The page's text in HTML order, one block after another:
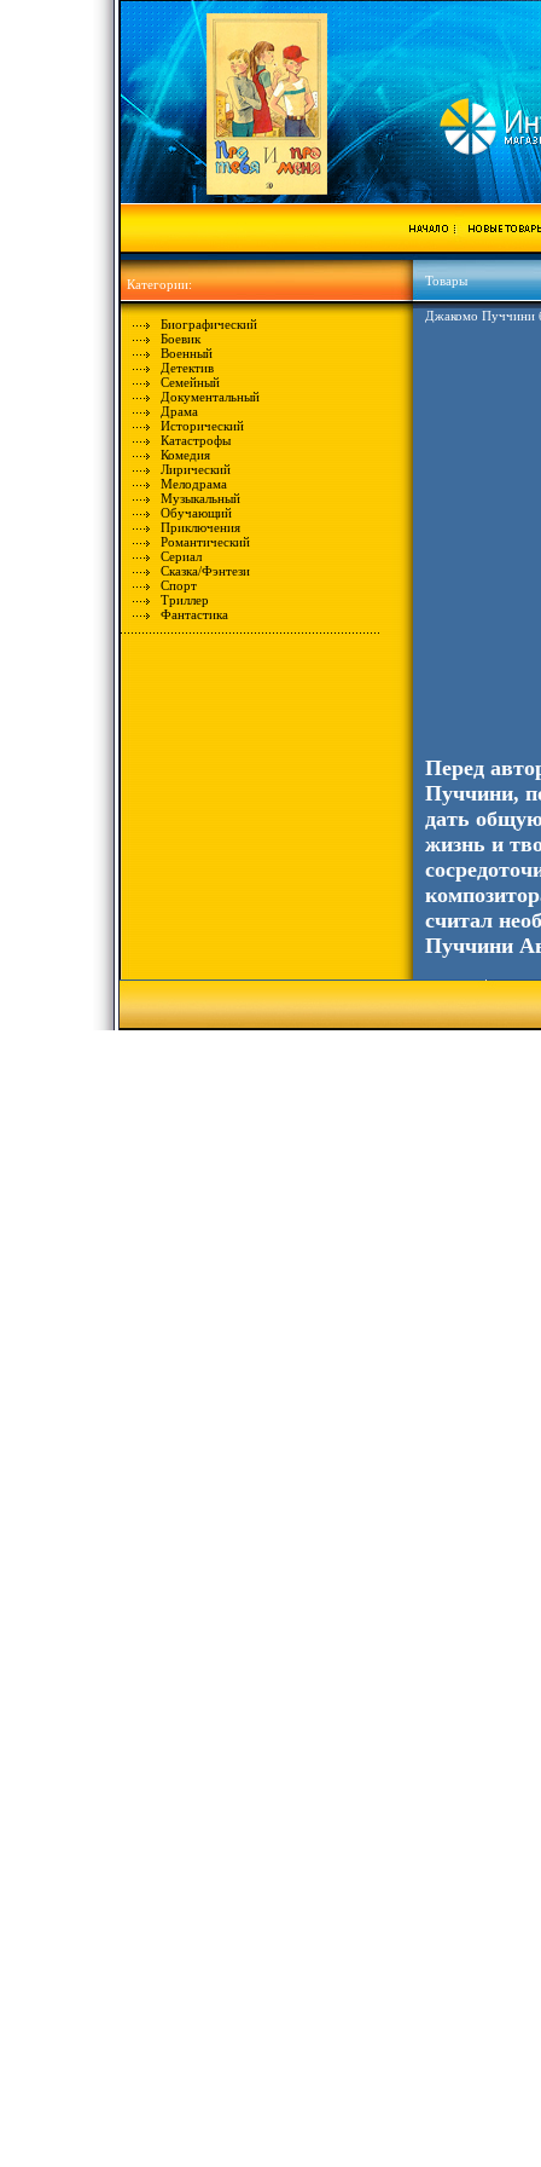
Категории:
Биографический
Боевик
Военный
Детектив
Семейный
Документальный
Драма
Исторический
Катастрофы
Комедия
Лирический
Мелодрама
Музыкальный
Обучающий
Приключения
Романтический
Сериал
Сказка/Фэнтези
Спорт
Триллер
Фантастика
Товары
Джакомо Пуччини
Перед
Пуччини,
дать
жизнь и
считал
Пуччини